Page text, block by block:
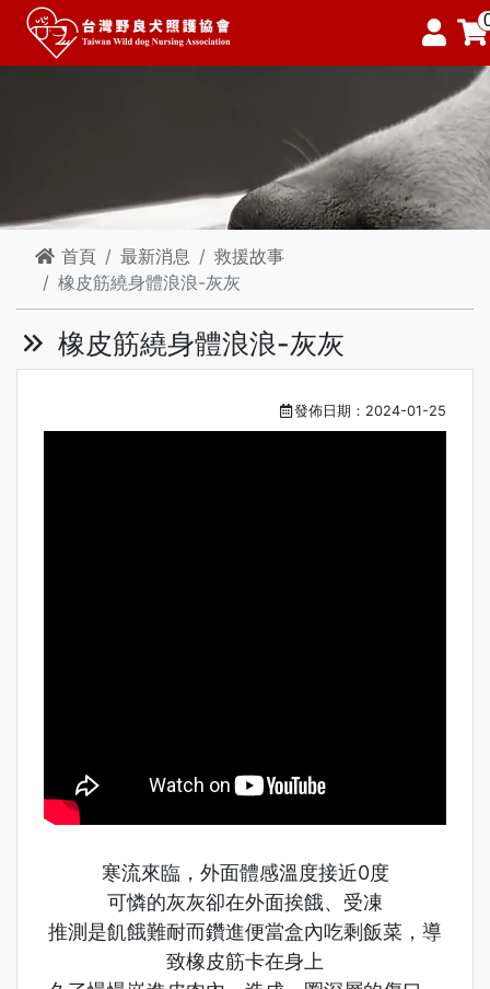
首頁 最新消息
救援故事
橡皮筋繞身體浪浪-灰灰
橡皮筋繞身體浪浪-灰灰
發佈日期：2024-01-25
寒流來臨，外面體感溫度接近0度
可憐的灰灰卻在外面挨餓、受凍
推測是飢餓難耐而鑽進便當盒內吃剩飯菜，導
致橡皮筋卡在身上